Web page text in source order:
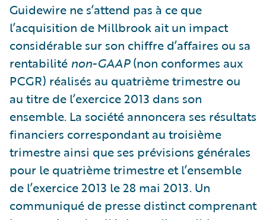
Guidewire ne s’attend pas à ce que
l’acquisition de Millbrook ait un impact
considérable sur son chiffre d’affaires ou sa
rentabilité non-GAAP(non conformes aux
PCGR) réalisés au quatrième trimestre ou
au titre de l’exercice 2013 dans son
ensemble. La société annoncera ses résultats
financiers correspondant au troisième
trimestre ainsi que ses prévisions générales
pour le quatrième trimestre et l’ensemble
de l’exercice 2013 le 28 mai 2013. Un
communiqué de presse distinct comprenant